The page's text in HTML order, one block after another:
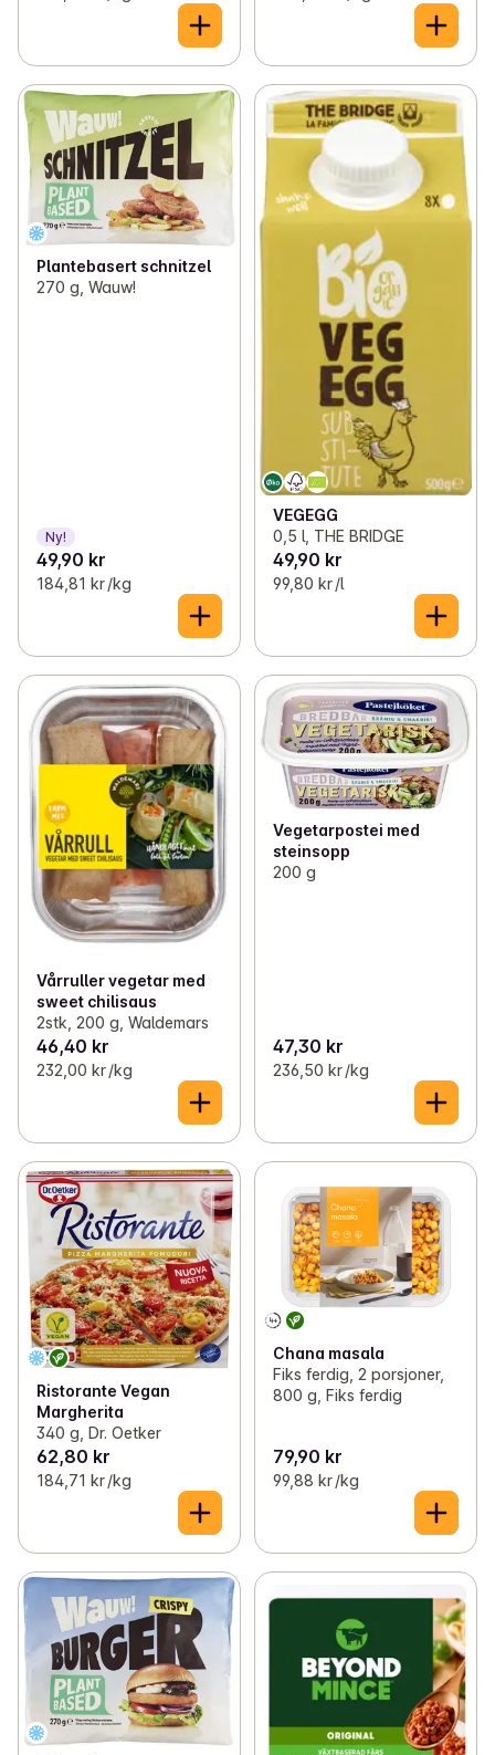
Plantebasert schnitzel
270 g, Wauw!
Ny!
49,90 kr
184,81 kr /kg
VEGEGG
0,5 l, THE BRIDGE
49,90 kr
99,80 kr /l
Vårruller vegetar med
sweet chilisaus
2stk, 200 g, Waldemars
46,40 kr
232,00 kr /kg
Vegetarpostei med
steinsopp
200 g
47,30 kr
236,50 kr /kg
Ristorante Vegan
Margherita
340 g, Dr. Oetker
62,80 kr
184,71 kr /kg
Chana masala
Fiks ferdig, 2 porsjoner,
800 g, Fiks ferdig
79,90 kr
99,88 kr /kg